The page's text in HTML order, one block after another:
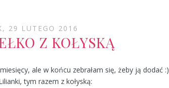
29 LUTEGO 2016
Z KOŁYSKĄ
ale w końcu zebrałam się, żeby ją dodać :)
tym razem z kołyską: